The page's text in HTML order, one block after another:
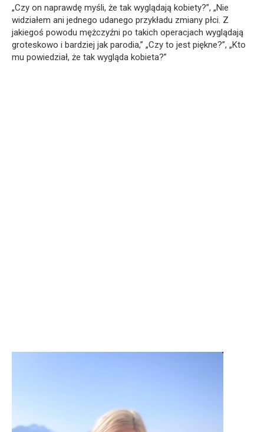
„Czy on naprawdę myśli, że tak wyglądają kobiety?”, „Nie
widziałem ani jednego udanego przykładu zmiany płci. Z
jakiegoś powodu mężczyźni po takich operacjach wyglądają
groteskowo i bardziej jak parodia,” „Czy to jest piękne?”, „Kto
mu powiedział, że tak wygląda kobieta?”